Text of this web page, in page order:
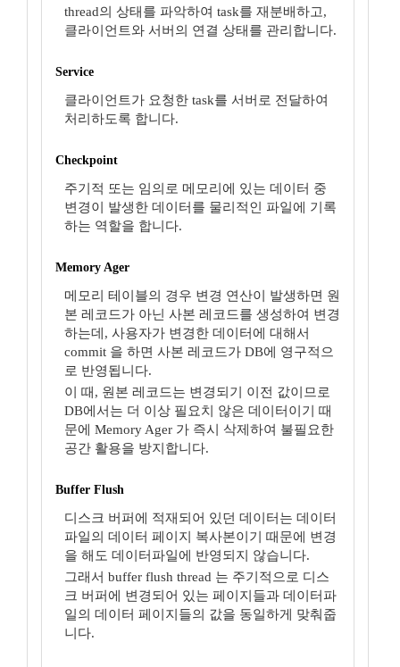
thread의 상태를 파악하여 task를 재분배하고,
클라이언트와 서버의 연결 상태를 관리합니다.
Service
클라이언트가 요청한 task를 서버로 전달하여
처리하도록 합니다.
Checkpoint
주기적 또는 임의로 메모리에 있는 데이터 중
변경이 발생한 데이터를 물리적인 파일에 기록
하는 역할을 합니다.
Memory Ager
메모리 테이블의 경우 변경 연산이 발생하면 원
본 레코드가 아닌 사본 레코드를 생성하여 변경
하는데, 사용자가 변경한 데이터에 대해서
commit 을 하면 사본 레코드가 DB에 영구적으
로 반영됩니다.
이 때, 원본 레코드는 변경되기 이전 값이므로
DB에서는 더 이상 필요치 않은 데이터이기 때
문에 Memory Ager 가 즉시 삭제하여 불필요한
공간 활용을 방지합니다.
Buffer Flush
디스크 버퍼에 적재되어 있던 데이터는 데이터
파일의 데이터 페이지 복사본이기 때문에 변경
을 해도 데이터파일에 반영되지 않습니다.
그래서 buffer flush thread 는 주기적으로 디스
크 버퍼에 변경되어 있는 페이지들과 데이터파
일의 데이터 페이지들의 값을 동일하게 맞춰줍
니다.